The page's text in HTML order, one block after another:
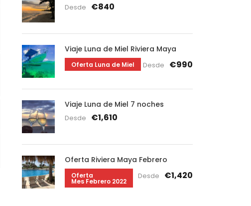
Desde €840
Viaje Luna de Miel Riviera Maya
Oferta Luna de Miel Desde €990
Viaje Luna de Miel 7 noches
Desde €1,610
Oferta Riviera Maya Febrero
Oferta
Mes Febrero 2022
Desde €1,420